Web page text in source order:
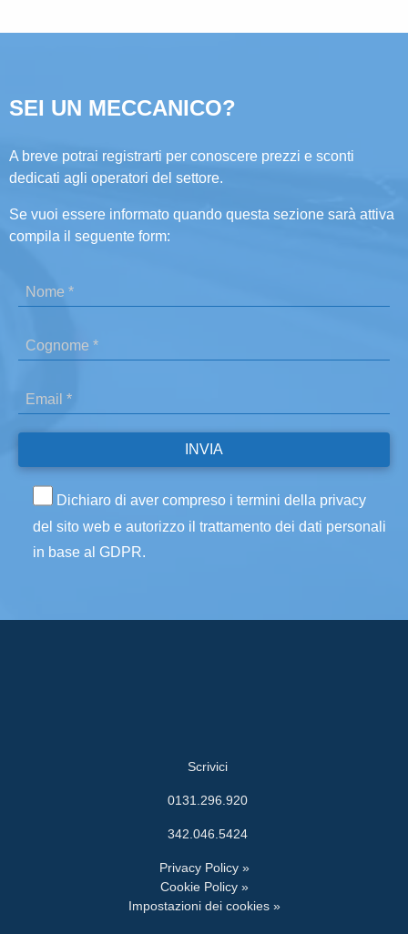
SEI UN MECCANICO?
A breve potrai registrarti per conoscere prezzi e sconti
dedicati agli operatori del settore.
Se vuoi essere informato quando questa sezione sarà attiva
compila il seguente form:
Dichiaro di aver compreso i termini della privacy
del sito web e autorizzo il trattamento dei dati personali
in base al GDPR.
Scrivici
0131.296.920
342.046.5424
Privacy Policy »
Cookie Policy »
Impostazioni dei cookies »